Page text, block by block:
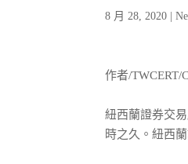
8 月 28, 2020 |
作者/TWCERT/
紐西蘭證券交
時之久。紐西